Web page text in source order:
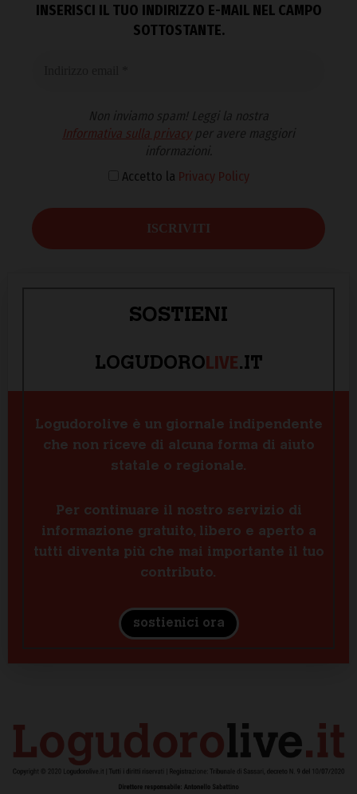
INSERISCI IL TUO INDIRIZZO E-MAIL NEL CAMPO
SOTTOSTANTE.
Non inviamo spam! Leggi la nostra
Informativa sulla privacyper avere maggiori
informazioni.
Accetto la Privacy Policy
SOSTIENI
LOGUDOROLIVE.IT
Logudorolive è un giornale indipendente
che non riceve di alcuna forma di aiuto
statale o regionale.
Per continuare il nostro servizio di
informazione gratuito, libero e aperto a
tutti diventa più che mai importante il tuo
contributo.
sostienici ora